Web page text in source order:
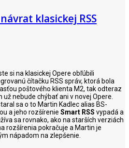
klasickej RSS
si na klasickej Opere obľúbili
čítačku RSS správ, ktorá bola
poštového klienta M2, tak odteraz
už nebude chýbať ani v novej Opere.
sa o to Martin Kadlec alias BS-
a jeho rozšírenie Smart RSS vypadá a
sa rovnako, ako na starších verziách
rozšírenia pokračuje a Martin je
nápadom na zlepšenie.